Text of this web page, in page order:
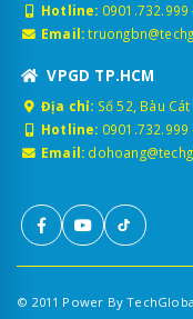
Hotline: 0901.732.999
Email:
VPGD TP.HCM
Địa chỉ: Số 52, Bàu
Hotline: 0901.732.999
Email:
© 2011 Power By